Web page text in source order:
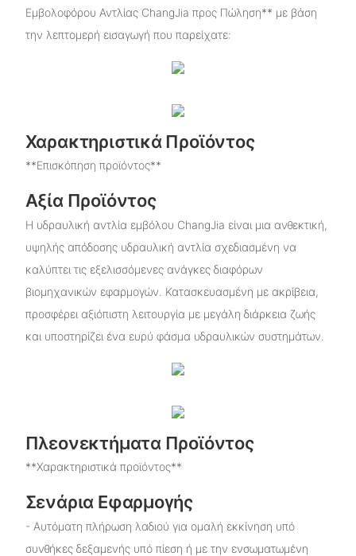
Εμβολοφόρου Αντλίας ChangJia προς Πώληση** με βάση
την λεπτομερή εισαγωγή που παρείχατε:
Χαρακτηριστικά Προϊόντος
**Επισκόπηση προϊόντος**
Αξία Προϊόντος
Η υδραυλική αντλία εμβόλου ChangJia είναι μια ανθεκτική,
υψηλής απόδοσης υδραυλική αντλία σχεδιασμένη να
καλύπτει τις εξελισσόμενες ανάγκες διαφόρων
βιομηχανικών εφαρμογών. Κατασκευασμένη με ακρίβεια,
προσφέρει αξιόπιστη λειτουργία με μεγάλη διάρκεια ζωής
και υποστηρίζει ένα ευρύ φάσμα υδραυλικών συστημάτων.
Πλεονεκτήματα Προϊόντος
**Χαρακτηριστικά προϊόντος**
Σενάρια Εφαρμογής
- Αυτόματη πλήρωση λαδιού για ομαλή εκκίνηση υπό
συνθήκες δεξαμενής υπό πίεση ή με την ενσωματωμένη